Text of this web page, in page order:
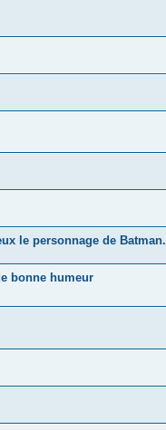
le personnage de Batman.
bonne humeur